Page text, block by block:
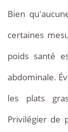
Bien
certaines
poids santé
abdominale.
les plats
Privilégier de